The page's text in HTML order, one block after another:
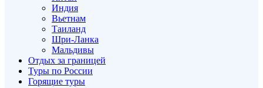
Индия
Вьетнам
Таиланд
Шри-Ланка
Мальдивы
Отдых за границей
Туры по России
Горящие туры